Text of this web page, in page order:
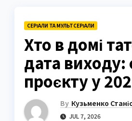
СЕРІАЛИ ТА МУЛЬТСЕРІАЛИ
Хто в домі
дата виходу:
проєкту у
By Кузьменко
JUL 7, 2026